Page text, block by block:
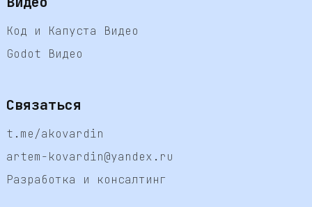
Код и Капуста Видео
Godot Видео
Связаться
t.me/akovardin
artem-kovardin@yandex.ru
Разработка и консалтинг